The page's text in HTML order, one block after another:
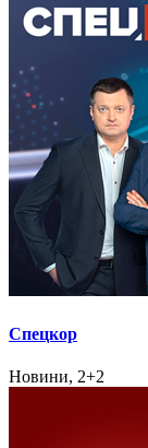
Спецкор
Новини, 2+2